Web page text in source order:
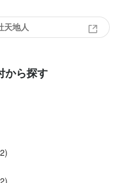
天地人
から探す